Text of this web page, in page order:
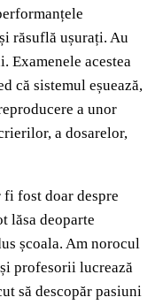
răsuflă ușurați. Au
Examenele acestea
că sistemul eșuează,
a unor
a dosarelor,
fi fost doar despre
lăsa deoparte
școala. Am norocul
profesorii lucrează
să descopăr pasiuni